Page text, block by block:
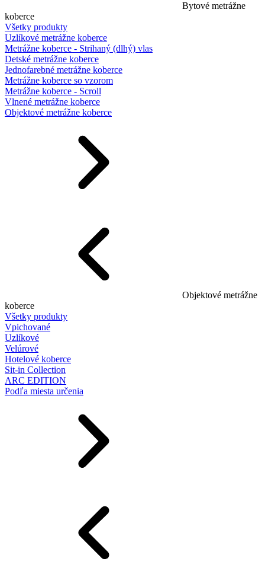
Bytové metrážne
koberce
Všetky produkty
Uzlíkové metrážne koberce
Metrážne koberce - Strihaný (dlhý) vlas
Detské metrážne koberce
Jednofarebné metrážne koberce
Metrážne koberce so vzorom
Metrážne koberce - Scroll
Vlnené metrážne koberce
Objektové metrážne koberce
Objektové metrážne
koberce
Všetky produkty
Vpichované
Uzlíkové
Velúrové
Hotelové koberce
Sit-in Collection
ARC EDITION
Podľa miesta určenia